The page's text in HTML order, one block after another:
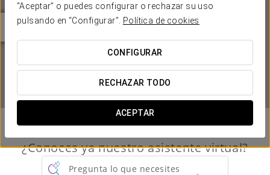
“Aceptar” o puedes configurar o rechazar su uso
pulsando en “Configurar”.
Política de cookies
CONFIGURAR
RECHAZAR TODO
ACEPTAR
¿CUÁNDO QUIERES IR?
¿Conoces ya nuestro asistente virtual?
Pregunta lo que necesites